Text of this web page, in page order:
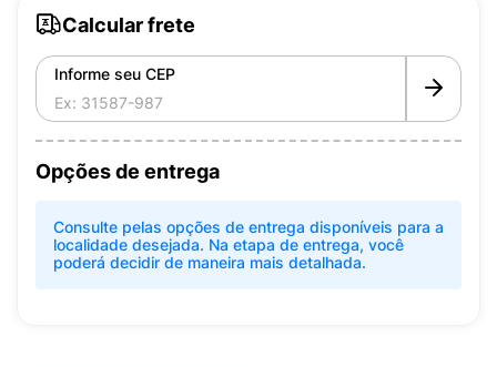
Calcular frete
Informe seu CEP
Opções de entrega
Consulte pelas opções de entrega disponíveis para a
localidade desejada. Na etapa de entrega, você
poderá decidir de maneira mais detalhada.